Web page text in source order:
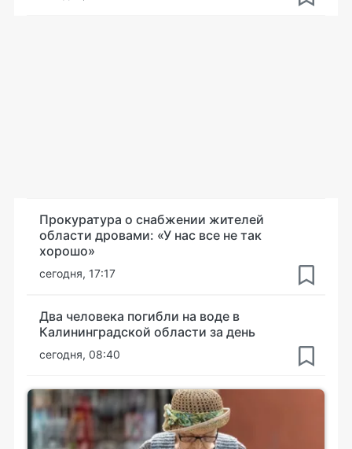
Прокуратура о снабжении жителей
области дровами: «У нас все не так
хорошо»
сегодня, 17:17
Два человека погибли на воде в
Калининградской области за день
сегодня, 08:40